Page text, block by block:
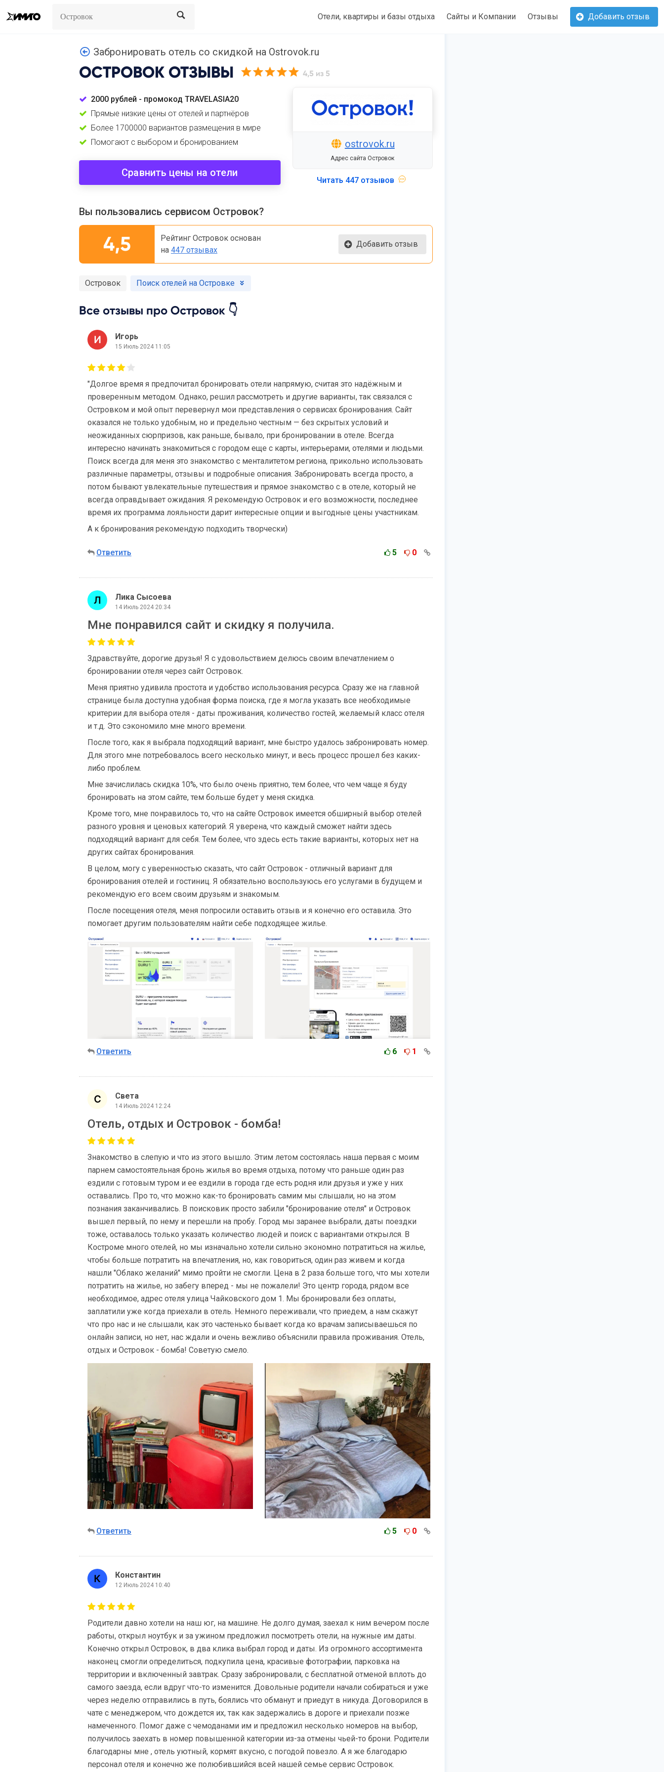
Search Отели, квартиры и базы отдыха Сайты и Компании Отзывы Добавить отзыв
Забронировать отель со скидкой на Ostrovok.ru
ОСТРОВОК ОТЗЫВЫ 4,5 из 5
2000 рублей - промокод TRAVELASIA20
Прямые низкие цены от отелей и партнёров
Более 1700000 вариантов размещения в мире
Помогают с выбором и бронированием
Сравнить цены на отели
ostrovok.ru
Адрес сайта Островок
Читать 447 отзывов
Вы пользовались сервисом Островок?
4,5
Рейтинг Островок основан
на 447 отзывах
Добавить отзыв
Островок Поиск отелей на Островке
Все отзывы про Островок 👇
Игорь
15 Июль 2024 11:05
"Долгое время я предпочитал бронировать отели напрямую, считая это надёжным и
проверенным методом. Однако, решил рассмотреть и другие варианты, так связался с
Островком и мой опыт перевернул мои представления о сервисах бронирования. Сайт
оказался не только удобным, но и предельно честным — без скрытых условий и
неожиданных сюрпризов, как раньше, бывало, при бронировании в отеле. Всегда
интересно начинать знакомиться с городом еще с карты, интерьерами, отелями и людьми.
Поиск всегда для меня это знакомство с менталитетом региона, прикольно использовать
различные параметры, отзывы и подробные описания. Забронировать всегда просто, а
потом бывают увлекательные путешествия и прямое знакомство с в отеле, который не
всегда оправдывает ожидания. Я рекомендую Островок и его возможности, последнее
время их программа лояльности дарит интересные опции и выгодные цены участникам.
А к бронирования рекомендую подходить творчески)
Ответить 5 0
Лика Сысоева
14 Июль 2024 20:34
Мне понравился сайт и скидку я получила.
Здравствуйте, дорогие друзья! Я с удовольствием делюсь своим впечатлением о
бронировании отеля через сайт Островок.
Меня приятно удивила простота и удобство использования ресурса. Сразу же на главной
странице была доступна удобная форма поиска, где я могла указать все необходимые
критерии для выбора отеля - даты проживания, количество гостей, желаемый класс отеля
и т.д. Это сэкономило мне много времени.
После того, как я выбрала подходящий вариант, мне быстро удалось забронировать номер.
Для этого мне потребовалось всего несколько минут, и весь процесс прошел без каких-
либо проблем.
Мне зачислилась скидка 10%, что было очень приятно, тем более, что чем чаще я буду
бронировать на этом сайте, тем больше будет у меня скидка.
Кроме того, мне понравилось то, что на сайте Островок имеется обширный выбор отелей
разного уровня и ценовых категорий. Я уверена, что каждый сможет найти здесь
подходящий вариант для себя. Тем более, что здесь есть такие варианты, которых нет на
других сайтах бронирования.
В целом, могу с уверенностью сказать, что сайт Островок - отличный вариант для
бронирования отелей и гостиниц. Я обязательно воспользуюсь его услугами в будущем и
рекомендую его всем своим друзьям и знакомым.
После посещения отеля, меня попросили оставить отзыв и я конечно его оставила. Это
помогает другим пользователям найти себе подходящее жилье.
Ответить 6 1
Света
14 Июль 2024 12:24
Отель, отдых и Островок - бомба!
Знакомство в слепую и что из этого вышло. Этим летом состоялась наша первая с моим
парнем самостоятельная бронь жилья во время отдыха, потому что раньше один раз
ездили с готовым туром и ее ездили в города где есть родня или друзья и уже у них
оставались. Про то, что можно как-то бронировать самим мы слышали, но на этом
познания заканчивались. В поисковик просто забили "бронирование отеля" и Островок
вышел первый, по нему и перешли на пробу. Город мы заранее выбрали, даты поездки
тоже, оставалось только указать количество людей и поиск с вариантами открылся. В
Костроме много отелей, но мы изначально хотели сильно экономно потратиться на жилье,
чтобы больше потратить на впечатления, но, как говориться, один раз живем и когда
нашли "Облако желаний" мимо пройти не смогли. Цена в 2 раза больше того, что мы хотели
потратить на жилье, но забегу вперед - мы не пожалели! Это центр города, рядом все
необходимое, адрес отеля улица Чайковского дом 1. Мы бронировали без оплаты,
заплатили уже когда приехали в отель. Немного переживали, что приедем, а нам скажут
что про нас и не слышали, как это частенько бывает когда ко врачам записываешься по
онлайн записи, но нет, нас ждали и очень вежливо объяснили правила проживания. Отель,
отдых и Островок - бомба! Советую смело.
Ответить 5 0
Константин
12 Июль 2024 10:40
Родители давно хотели на наш юг, на машине. Не долго думая, заехал к ним вечером после
работы, открыл ноутбук и за ужином предложил посмотреть отели, на нужные им даты.
Конечно открыл Островок, в два клика выбрал город и даты. Из огромного ассортимента
наконец смогли определиться, подкупила цена, красивые фотографии, парковка на
территории и включенный завтрак. Сразу забронировали, с бесплатной отменой вплоть до
самого заезда, если вдруг что-то изменится. Довольные родители начали собираться и уже
через неделю отправились в путь, боялись что обманут и приедут в никуда. Договорился в
чате с менеджером, что дождется их, так как задержались в дороге и приехали позже
намеченного. Помог даже с чемоданами им и предложил несколько номеров на выбор,
получилось заехать в номер повышенной категории из-за отмены чьей-то брони. Родители
благодарны мне , отель уютный, кормят вкусно, с погодой повезло. А я же благодарю
персонал отеля и конечно же полюбившийся всей нашей семье сервис Островок.